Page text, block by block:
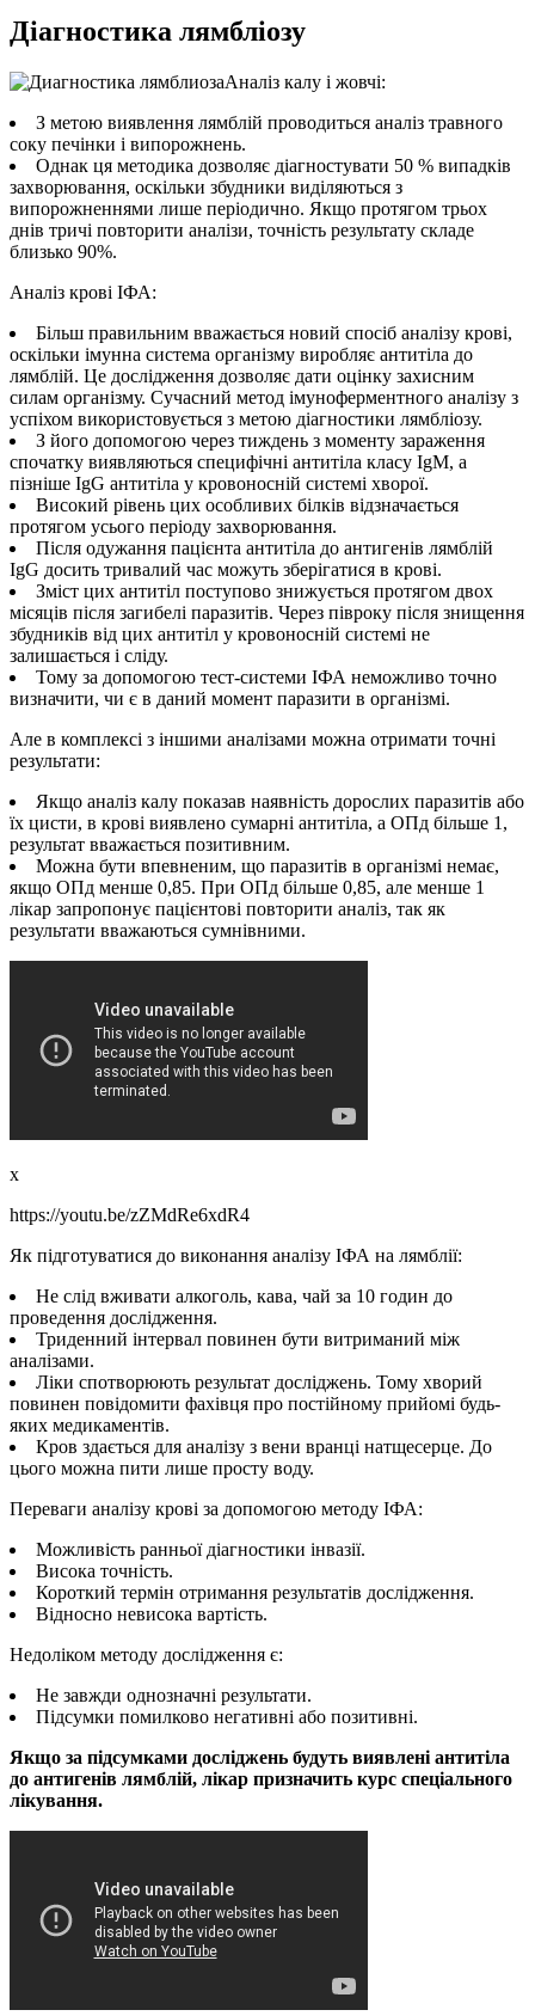
Діагностика лямбліозу
Аналіз калу і жовчі:
З метою виявлення лямблій проводиться аналіз травного
соку печінки і випорожнень.
Однак ця методика дозволяє діагностувати 50 % випадків
захворювання, оскільки збудники виділяються з
випорожненнями лише періодично. Якщо протягом трьох
днів тричі повторити аналізи, точність результату складе
близько 90%.
Аналіз крові ІФА:
Більш правильним вважається новий спосіб аналізу крові,
оскільки імунна система організму виробляє антитіла до
лямблій. Це дослідження дозволяє дати оцінку захисним
силам організму. Сучасний метод імуноферментного аналізу з
успіхом використовується з метою діагностики лямбліозу.
З його допомогою через тиждень з моменту зараження
спочатку виявляються специфічні антитіла класу IgM, а
пізніше IgG антитіла у кровоносній системі хворої.
Високий рівень цих особливих білків відзначається
протягом усього періоду захворювання.
Після одужання пацієнта антитіла до антигенів лямблій
IgG досить тривалий час можуть зберігатися в крові.
Зміст цих антитіл поступово знижується протягом двох
місяців після загибелі паразитів. Через півроку після знищення
збудників від цих антитіл у кровоносній системі не
залишається і сліду.
Тому за допомогою тест-системи ІФА неможливо точно
визначити, чи є в даний момент паразити в організмі.
Але в комплексі з іншими аналізами можна отримати точні
результати:
Якщо аналіз калу показав наявність дорослих паразитів або
їх цисти, в крові виявлено сумарні антитіла, а ОПд більше 1,
результат вважається позитивним.
Можна бути впевненим, що паразитів в організмі немає,
якщо ОПд менше 0,85. При ОПд більше 0,85, але менше 1
лікар запропонує пацієнтові повторити аналіз, так як
результати вважаються сумнівними.
x
https://youtu.be/zZMdRe6xdR4
Як підготуватися до виконання аналізу ІФА на лямблії:
Не слід вживати алкоголь, кава, чай за 10 годин до
проведення дослідження.
Триденний інтервал повинен бути витриманий між
аналізами.
Ліки спотворюють результат досліджень. Тому хворий
повинен повідомити фахівця про постійному прийомі будь-
яких медикаментів.
Кров здається для аналізу з вени вранці натщесерце. До
цього можна пити лише просту воду.
Переваги аналізу крові за допомогою методу ІФА:
Можливість ранньої діагностики інвазії.
Висока точність.
Короткий термін отримання результатів дослідження.
Відносно невисока вартість.
Недоліком методу дослідження є:
Не завжди однозначні результати.
Підсумки помилково негативні або позитивні.
Якщо за підсумками досліджень будуть виявлені антитіла
до антигенів лямблій, лікар призначить курс спеціального
лікування.